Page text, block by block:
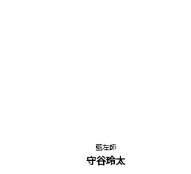
藍左師
守谷玲太